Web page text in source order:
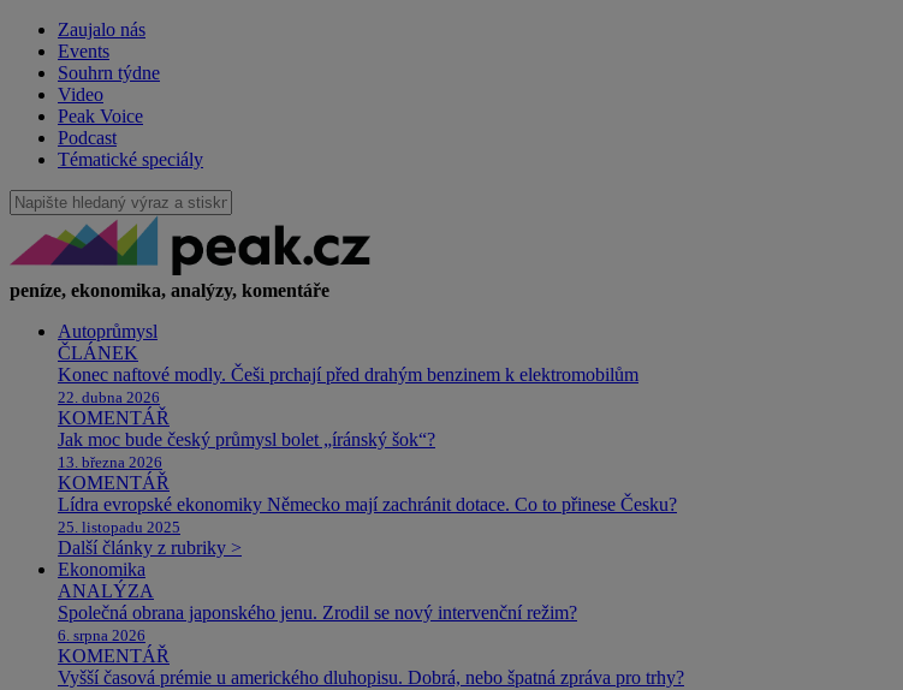
Zaujalo nás
Events
Souhrn týdne
Video
Peak Voice
Podcast
Tématické speciály
peníze, ekonomika, analýzy, komentáře
Autoprůmysl
ČLÁNEK
Konec naftové modly. Češi prchají před drahým benzinem k elektromobilům
22. dubna 2026
KOMENTÁŘ
Jak moc bude český průmysl bolet „íránský šok“?
13. března 2026
KOMENTÁŘ
Lídra evropské ekonomiky Německo mají zachránit dotace. Co to přinese Česku?
25. listopadu 2025
Další články z rubriky >
Ekonomika
ANALÝZA
Společná obrana japonského jenu. Zrodil se nový intervenční režim?
6. srpna 2026
KOMENTÁŘ
Vyšší časová prémie u amerického dluhopisu. Dobrá, nebo špatná zpráva pro trhy?